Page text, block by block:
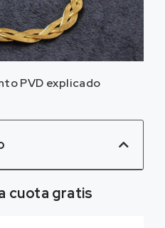
PVD explicado
cuota gratis